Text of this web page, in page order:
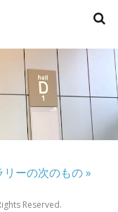
リーの次のもの »
Reserved.